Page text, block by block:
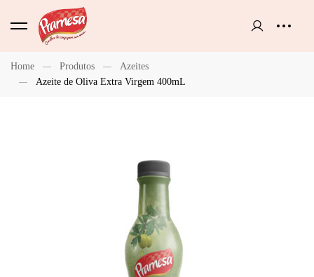
Home Produtos
Azeites
Azeite de Oliva Extra Virgem 400mL